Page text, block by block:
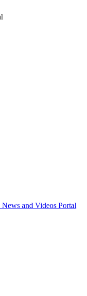
and Videos Portal